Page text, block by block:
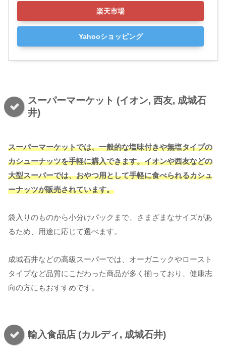
楽天市場
Yahooショッピング
スーパーマーケット (イオン, 西友, 成城石
井)
スーパーマーケットでは、一般的な塩味付きや無塩タイプの
カシューナッツを手軽に購入できます。イオンや西友などの
大型スーパーでは、おやつ用として手軽に食べられるカシュ
ーナッツが販売されています。
袋入りのものから小分けパックまで、さまざまなサイズがあ
るため、用途に応じて選べます。
成城石井などの高級スーパーでは、オーガニックやロースト
タイプなど品質にこだわった商品が多く揃っており、健康志
向の方にもおすすめです。
輸入食品店 (カルディ, 成城石井)